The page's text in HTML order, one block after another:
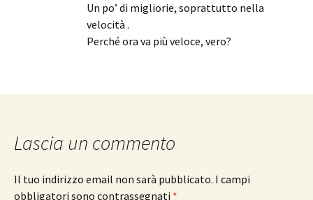
Un po’ di migliorie, soprattutto nella
velocità .
Perché ora va più veloce, vero?
Lascia un commento
Il tuo indirizzo email non sarà pubblicato. I campi
obbligatori sono contrassegnati *